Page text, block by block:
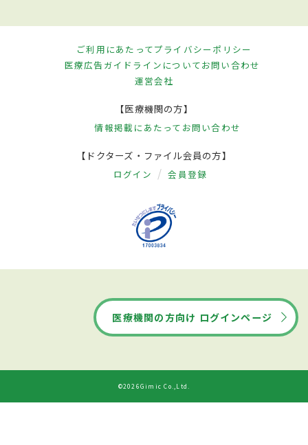
ご利用にあたってプライバシーポリシー
医療広告ガイドラインについてお問い合わせ
運営会社
【医療機関の方】
情報掲載にあたって お問い合わせ
【ドクターズ・ファイル会員の方】
ログイン 会員登録
医療機関の方向け ログインページ
©2026Gimic Co.,Ltd.